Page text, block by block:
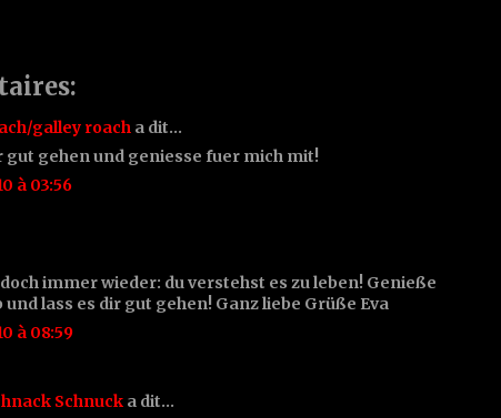
galley roach a dit…
gut gehen und geniesse fuer mich mit!
à 03:56
immer wieder: du verstehst es zu leben! Genieße
und lass es dir gut gehen! Ganz liebe Grüße Eva
à 08:59
Schnuck a dit…